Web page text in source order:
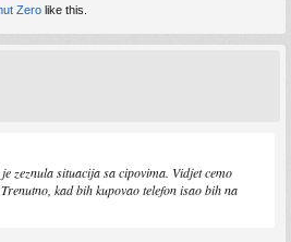
Zero like this.
zeznula situacija sa cipovima. Vidjet cemo
kad bih kupovao telefon isao bih na